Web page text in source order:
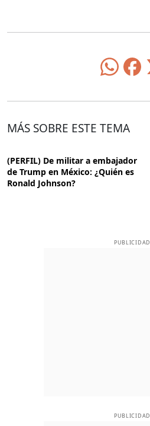
MÁS SOBRE ESTE TEMA
(PERFIL) De militar a embajador
de Trump en México: ¿Quién es
Ronald Johnson?
PUBLICIDAD
PUBLICIDAD